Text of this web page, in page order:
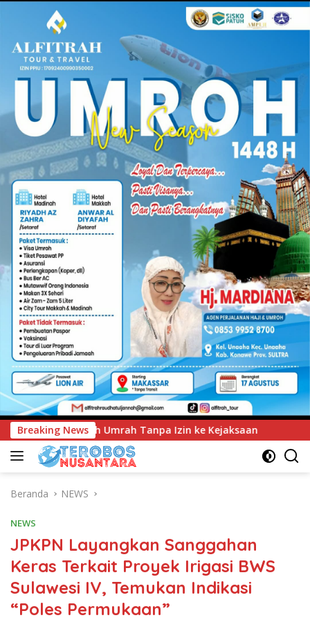
Breaking News
ke Kejaksaan UNIMEN Tambah Delapan Program
Beranda NEWS
NEWS
JPKPN Layangkan Sanggahan
Keras Terkait Proyek Irigasi BWS
Sulawesi IV, Temukan Indikasi
“Poles Permukaan”